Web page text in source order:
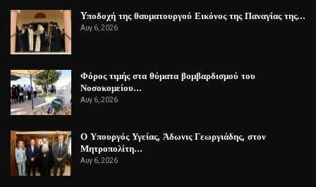
Yποδοχή της θαυματουργού Εικόνος της Παναγίας της…
Αυγ 6, 2026
Φόρος τιμής στα θύματα βομβαρδισμού του
Νοσοκομείου…
Αυγ 6, 2026
Ο Υπουργός Υγείας, Άδωνις Γεωργιάδης, στον
Μητροπολίτη…
Αυγ 6, 2026